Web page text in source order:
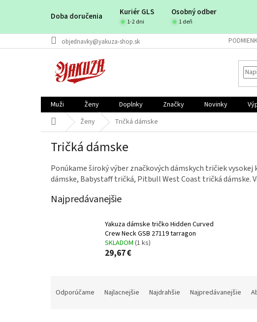
Doba doručenia Kuriér GLS Osobný odber
1-2 dni 1 deň
objednavky@yakuza-shop.sk
Muži Ženy Doplnky Značky Novinky
Domov Ženy Tričká dámske
Tričká dámske
​Ponúkame široký výber značkových dámskych tričiek
dámske, Babystaff tričká, Pitbull West Coast tričká dámske.
Najpredávanejšie
Yakuza dámske tričko Hidden Curved
Crew Neck GSB 27119 tarragon
SKLADOM (1 ks)
29,67 €
Odporúčame Najlacnejšie Najdrahšie Najpredávanejšie